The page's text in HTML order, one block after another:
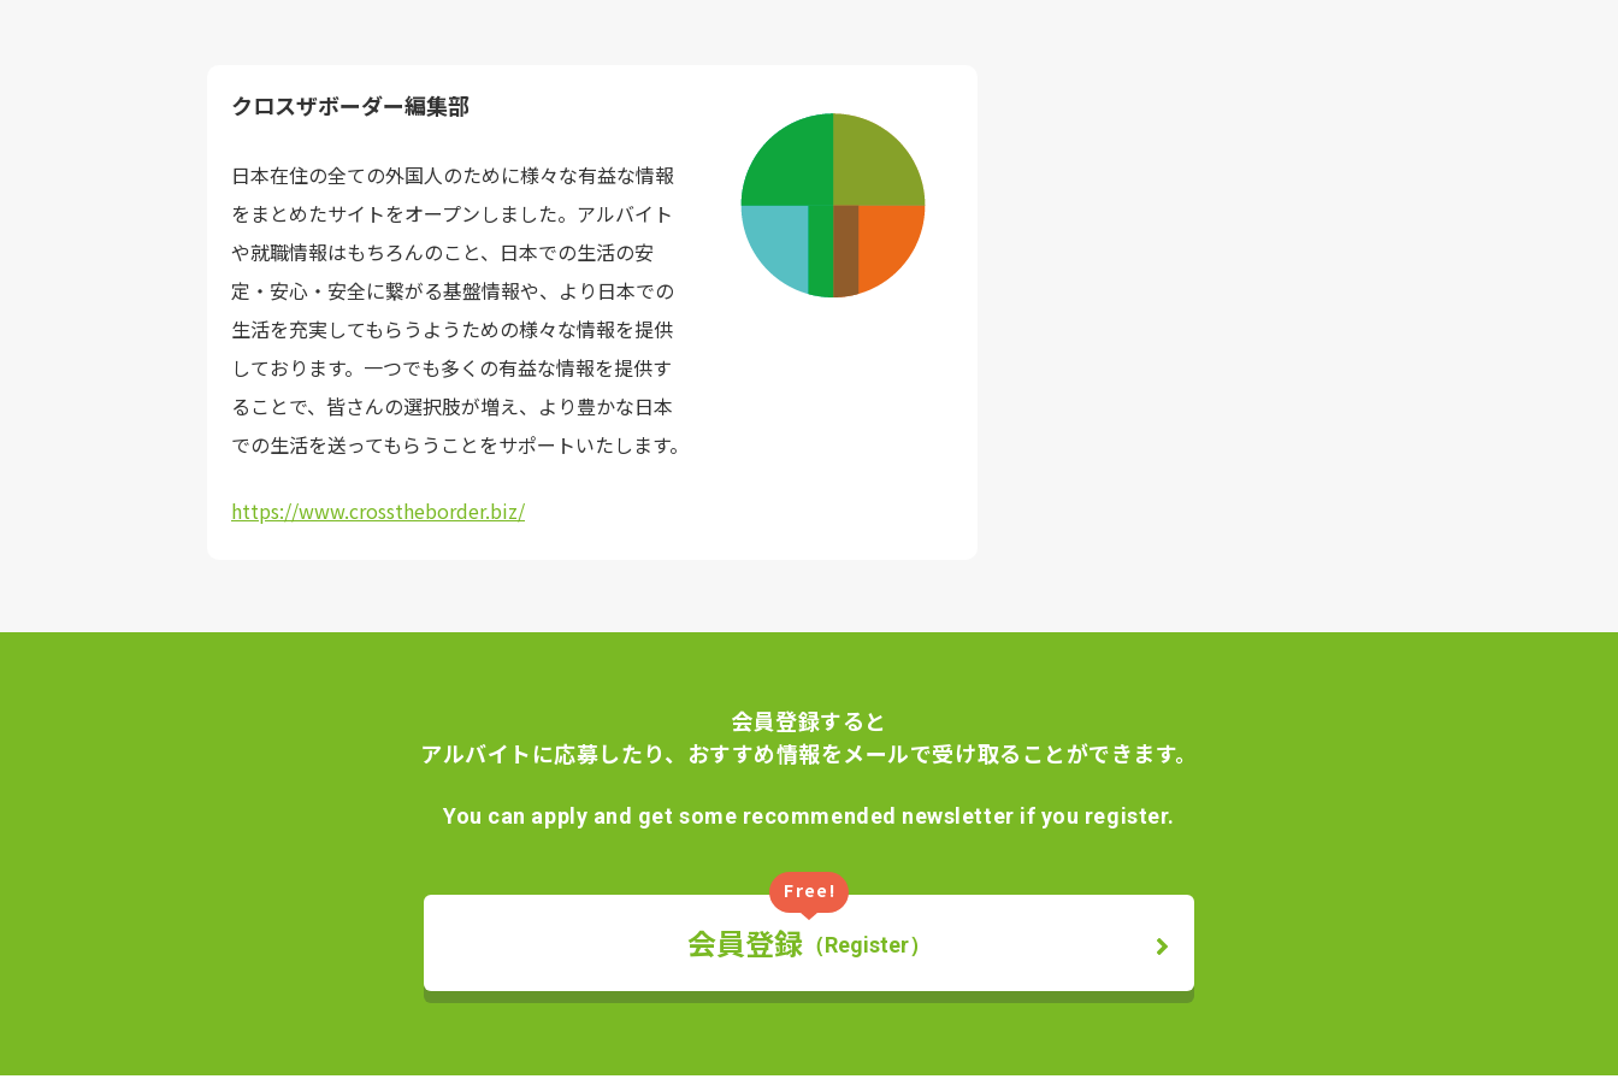
クロスザボーダー編集部
日本在住の全ての外国人のために様々な有益な情報
をまとめたサイトをオープンしました。アルバイト
や就職情報はもちろんのこと、日本での生活の安
定・安心・安全に繋がる基盤情報や、より日本での
生活を充実してもらうようための様々な情報を提供
しております。一つでも多くの有益な情報を提供す
ることで、皆さんの選択肢が増え、より豊かな日本
での生活を送ってもらうことをサポートいたします。
https://www.crosstheborder.biz/
会員登録すると
アルバイトに応募したり、おすすめ情報をメールで受け取ることができます。
You can apply and get some recommended newsletter if you register.
Free!
会員登録 （Register）